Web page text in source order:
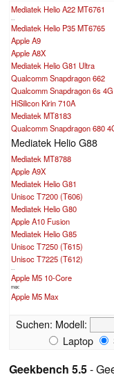
Mediatek Helio A22 MT6761
Mediatek Helio P35 MT6765
Apple A9
Apple A8X
Mediatek Helio G81 Ultra
Qualcomm Snapdragon 662
Qualcomm Snapdragon 6s
HiSilicon Kirin 710A
Mediatek MT8183
Qualcomm Snapdragon 680
Mediatek Helio G88
Mediatek MT8788
Apple A9X
Mediatek Helio G81
Unisoc T7200 (T606)
Mediatek Helio G80
Apple A10 Fusion
Mediatek Helio G85
Unisoc T7250 (T615)
Unisoc T7225 (T612)
Apple M5 10-Core
max:
Apple M5 Max
Suchen: Modell:
Laptop
Geekbench 5.5-